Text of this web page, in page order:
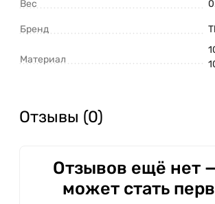
температуре 110° C ! Барабанная
запрещена ! Не отбеливать !
чистка
Вес
Бренд
Материал
Отзывы (0)
Отзывов ещё нет
может стать